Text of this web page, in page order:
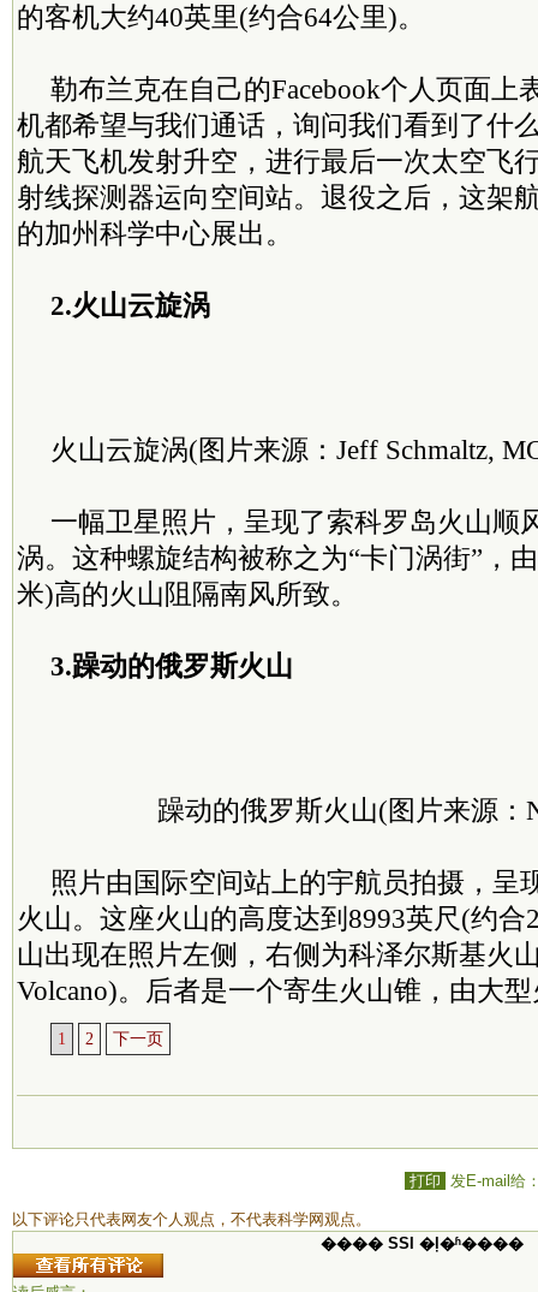
的客机大约40英里(约合64公里)。
勒布兰克在自己的Facebook个人页面上
机都希望与我们通话，询问我们看到了什
航天飞机发射升空，进行最后一次太空飞
射线探测器运向空间站。退役之后，这架
的加州科学中心展出。
2.火山云旋涡
火山云旋涡(图片来源：Jeff Schmaltz,
一幅卫星照片，呈现了索科罗岛火山顺
涡。这种螺旋结构被称之为“卡门涡街”，
米)高的火山阻隔南风所致。
3.躁动的俄罗斯火山
躁动的俄罗斯火山(图片来源：
照片由国际空间站上的宇航员拍摄，呈
火山。这座火山的高度达到8993英尺(约合
山出现在照片左侧，右侧为科泽尔斯基火
Volcano)。后者是一个寄生火山锥，由大
1 2 下一页
打印 发E-mail给
以下评论只代表网友个人观点，不代表科学网观点。
���� SSI �ļ�ʱ����